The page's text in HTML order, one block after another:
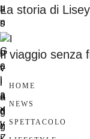
La storia di
Il viaggio senza
HOME
NEWS
SPETTACOLO